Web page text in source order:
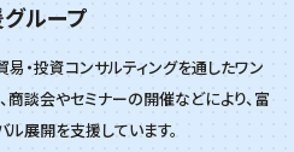
したい
商談会 IOT
財産処分
ループ
・投資コンサルティングを通したワン
商談会やセミナーの開催などにより、富
展開を支援しています。